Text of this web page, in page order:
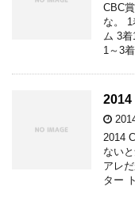
CBC
な。
ム 3
1～3
2014
2014
ない
アレ
ター